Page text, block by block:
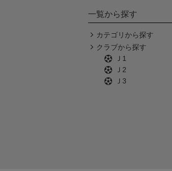
一覧から探す
カテゴリから探す
クラブから探す
Ｊ1
Ｊ2
Ｊ3